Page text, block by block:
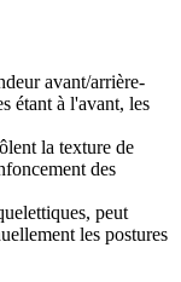
avant/arrière-
étant à l'avant, les
la texture de
des
peut
les postures